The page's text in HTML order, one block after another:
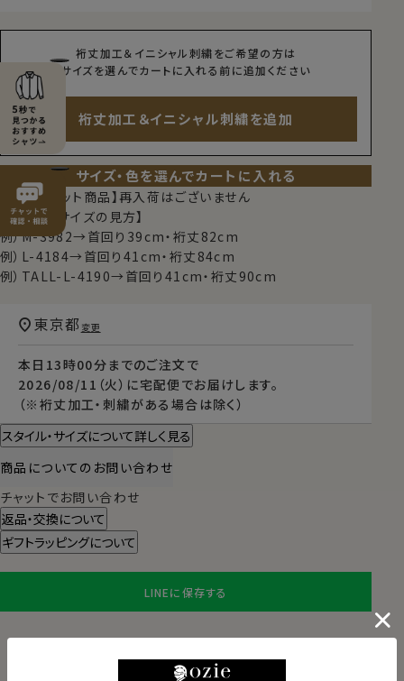
裄丈加工＆イニシャル刺繍をご希望の方は
サイズを選んでカートに入れる前に追加ください
裄丈加工＆イニシャル刺繍を追加
サイズ・色を選んでカートに入れる
【限定スポット商品】再入荷はございません
【シャツのサイズの見方】
例）M-3982→首回り39cm・裄丈82cm
例）L-4184→首回り41cm・裄丈84cm
例）TALL-L-4190→首回り41cm・裄丈90cm
本日 13時00分 までのご注文で
2026/08/11（火） に宅配便 でお届けします。
（※裄丈加工・刺繍がある場合は除く）
東京都 変更
スタイル・サイズについて詳しく見る
商品についてのお問い合わせ
チャットでお問い合わせ
返品・交換について
ギフトラッピングについて
LINEに保存する